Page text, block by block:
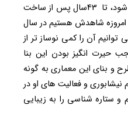
موزه خیام نیشابوری شناخته می شود، تا 43سال پس از ساخت
امروزه شاهدش هستیم در سال
توانیم آن را کمی نوساز تر از
حیرت انگیز بودن این بنا
بنای این معماری به گونه
و فعالیت های او در
ستاره شناسی را به زیبایی